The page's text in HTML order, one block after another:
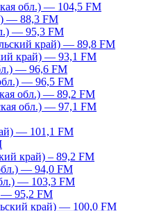
обл.) — 104,5 FM
— 88,3 FM
— 95,3 FM
край) — 89,8 FM
край) — 93,1 FM
— 96,6 FM
— 96,5 FM
обл.) — 89,2 FM
обл.) — 97,1 FM
— 101,1 FM
край) – 89,2 FM
— 94,0 FM
— 103,3 FM
— 95,2 FM
край) — 100,0 FM